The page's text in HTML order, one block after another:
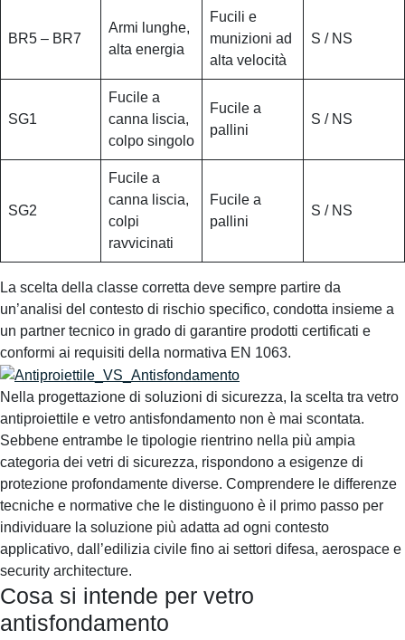
BR5 – BR7
Armi lunghe,
alta energia
Fucili e
munizioni ad
alta velocità
S / NS
SG1
Fucile a
canna liscia,
colpo singolo
Fucile a
pallini
S / NS
SG2
Fucile a
canna liscia,
colpi
ravvicinati
Fucile a
pallini
S / NS
La scelta della classe corretta deve sempre partire da
un’analisi del contesto di rischio specifico, condotta insieme a
un partner tecnico in grado di garantire prodotti certificati e
conformi ai requisiti della normativa EN 1063.
Nella progettazione di soluzioni di sicurezza, la scelta tra vetro
antiproiettile e vetro antisfondamento non è mai scontata.
Sebbene entrambe le tipologie rientrino nella più ampia
categoria dei vetri di sicurezza, rispondono a esigenze di
protezione profondamente diverse. Comprendere le differenze
tecniche e normative che le distinguono è il primo passo per
individuare la soluzione più adatta ad ogni contesto
applicativo, dall’edilizia civile fino ai settori difesa, aerospace e
security architecture.
Cosa si intende per vetro
antisfondamento